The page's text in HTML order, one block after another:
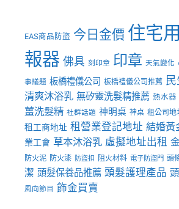
EAS商品防盜 今日金價 住宅
報器 佛具 刻印章 印章 天氣變化
事議題 板橋禮儀公司 板橋禮儀公司推薦
清爽沐浴乳 無矽靈洗髮精推薦 熱水器
薑洗髮精 社群話題 神明桌 神桌 租公司地
租工商地址 租營業登記地址 結婚黃
業工會 草本沐浴乳 虛擬地址出租
防火泥 防火漆 防盜扣 阻火材料 電子防盜門 頭
潔 頭髮保養品推薦 頭髮護理產品
風向節目 飾金買賣